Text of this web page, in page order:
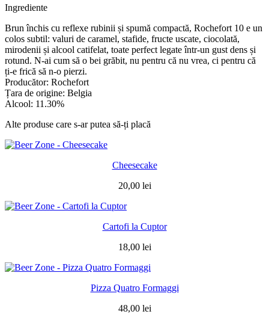
Ingrediente
Brun închis cu reflexe rubinii și spumă compactă, Rochefort 10 e un
colos subtil: valuri de caramel, stafide, fructe uscate, ciocolată,
mirodenii și alcool catifelat, toate perfect legate într-un gust dens și
rotund. N-ai cum să o bei grăbit, nu pentru că nu vrea, ci pentru că
ți-e frică să n-o pierzi.
Producător: Rochefort
Țara de origine: Belgia
Alcool: 11.30%
Alte produse care s-ar putea să-ți placă
Cheesecake
20,00 lei
Cartofi la Cuptor
18,00 lei
Pizza Quatro Formaggi
48,00 lei